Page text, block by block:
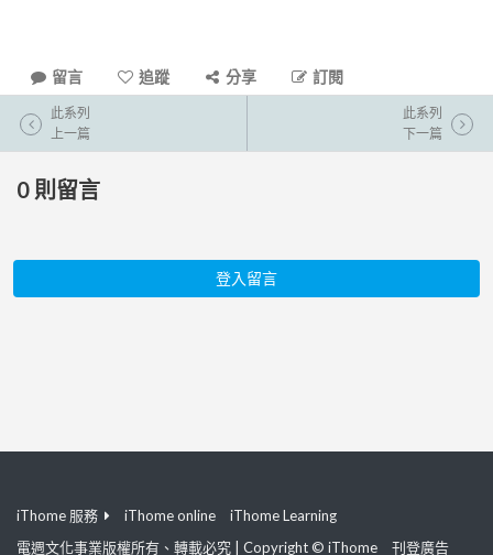
留言 追蹤 分享 訂閱
此系列
上一篇
此系列
下一篇
0 則留言
登入留言
iThome 服務 iThome online
iThome Learning
電週文化事業版權所有、轉載必究 | Copyright © iThome
刊登廣告